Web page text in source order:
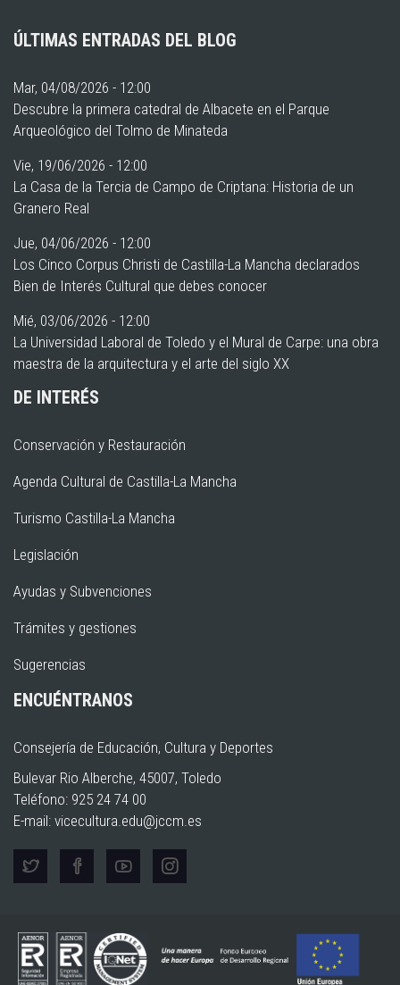
ÚLTIMAS ENTRADAS DEL BLOG
Mar, 04/08/2026 - 12:00
Descubre la primera catedral de Albacete en el Parque
Arqueológico del Tolmo de Minateda
Vie, 19/06/2026 - 12:00
La Casa de la Tercia de Campo de Criptana: Historia de un
Granero Real
Jue, 04/06/2026 - 12:00
Los Cinco Corpus Christi de Castilla-La Mancha declarados
Bien de Interés Cultural que debes conocer
Mié, 03/06/2026 - 12:00
La Universidad Laboral de Toledo y el Mural de Carpe: una obra
maestra de la arquitectura y el arte del siglo XX
DE INTERÉS
Conservación y Restauración
Agenda Cultural de Castilla-La Mancha
Turismo Castilla-La Mancha
Legislación
Ayudas y Subvenciones
Trámites y gestiones
Sugerencias
ENCUÉNTRANOS
Consejería de Educación, Cultura y Deportes
Bulevar Rio Alberche, 45007, Toledo
Teléfono: 925 24 74 00
E-mail: vicecultura.edu@jccm.es